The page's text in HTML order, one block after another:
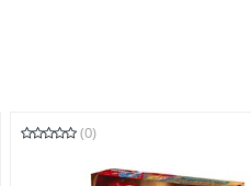
(0)